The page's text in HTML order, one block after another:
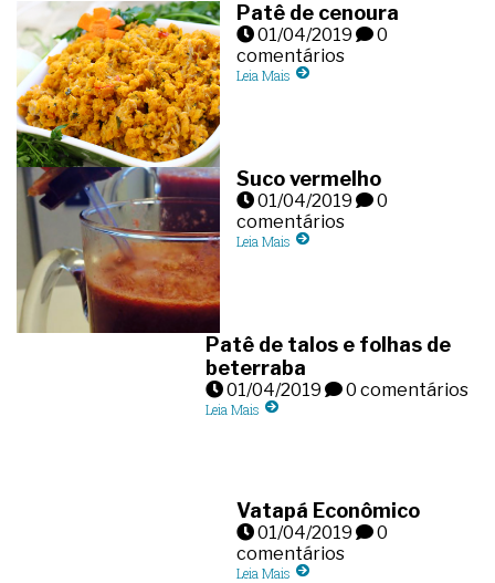
Patê de cenoura
01/04/2019
0
comentários
Leia Mais
Suco vermelho
01/04/2019
0
comentários
Leia Mais
Patê de talos e folhas de
beterraba
01/04/2019 0 comentários
Leia Mais
Vatapá Econômico
01/04/2019
0
comentários
Leia Mais